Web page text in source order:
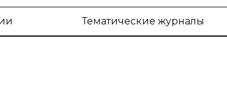
Тематические журналы